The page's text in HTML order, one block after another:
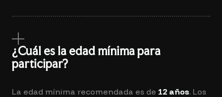
¿Cuál es la edad mínima para
participar?
La edad mínima recomendada es de 12 años. Los